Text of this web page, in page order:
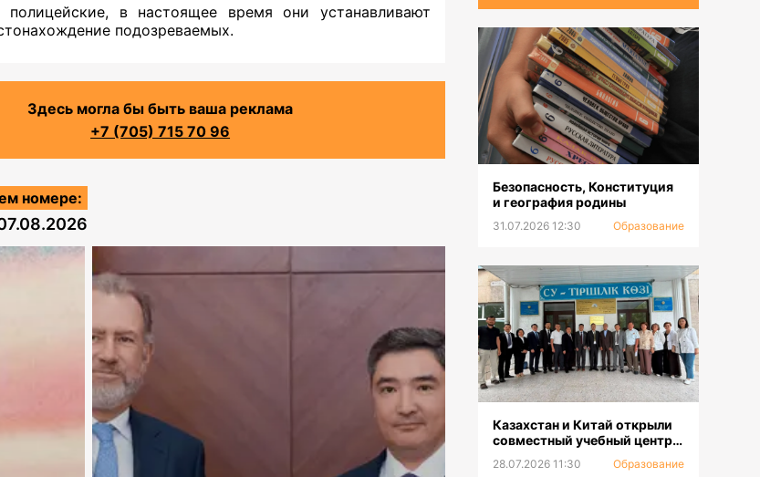
в настоящее время они устанавливают
подозреваемых.
Здесь могла бы быть ваша реклама
+7 (705) 715 70 96
номере:
Безопасность, Конституция
и география родины
31.07.2026 12:30 Образование
Казахстан и Китай открыли
совместный учебный центр
квалификации и
28.07.2026 11:30 Образование